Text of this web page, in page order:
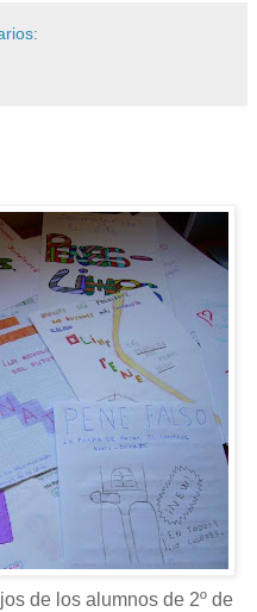
de los alumnos de 2º de